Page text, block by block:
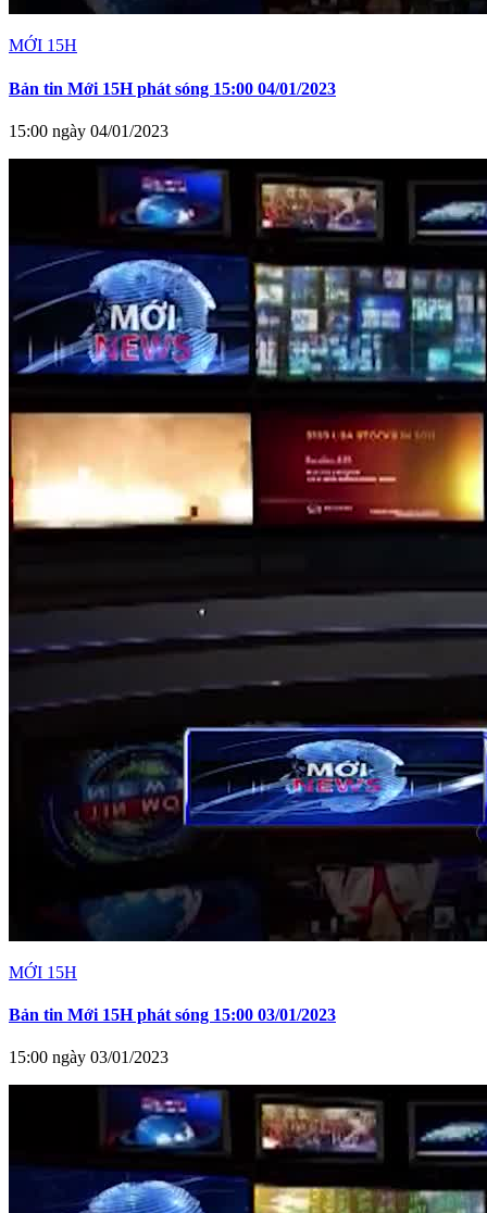
MỚI 15H
Bản tin Mới 15H phát sóng 15:00 04/01/2023
15:00 ngày 04/01/2023
MỚI 15H
Bản tin Mới 15H phát sóng 15:00 03/01/2023
15:00 ngày 03/01/2023